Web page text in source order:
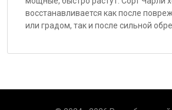
восстанавливается как после
или градом, так и после сильной